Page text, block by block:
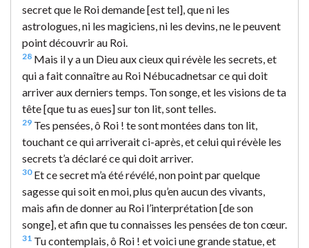
secret que le Roi demande [est tel], que ni les
astrologues, ni les magiciens, ni les devins, ne le peuvent
point découvrir au Roi.
28 Mais il y a un Dieu aux cieux qui révèle les secrets, et
qui a fait connaître au Roi Nébucadnetsar ce qui doit
arriver aux derniers temps. Ton songe, et les visions de ta
tête [que tu as eues] sur ton lit, sont telles.
29 Tes pensées, ô Roi ! te sont montées dans ton lit,
touchant ce qui arriverait ci-après, et celui qui révèle les
secrets t’a déclaré ce qui doit arriver.
30Et ce secret m’a été révélé, non point par quelque
sagesse qui soit en moi, plus qu’en aucun des vivants,
mais afin de donner au Roi l’interprétation [de son
songe], et afin que tu connaisses les pensées de ton cœur.
31 Tu contemplais, ô Roi ! et voici une grande statue, et